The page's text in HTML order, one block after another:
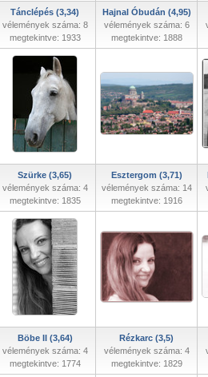
Tánclépés (3,34)
vélemények száma: 8
megtekintve: 1933
Hajnal Óbudán (4,95)
vélemények száma: 6
megtekintve: 1888
Szürke (3,65)
vélemények száma: 4
megtekintve: 1835
Esztergom (3,71)
vélemények száma: 14
megtekintve: 1916
Böbe II (3,64)
vélemények száma: 4
megtekintve: 1774
Rézkarc (3,5)
vélemények száma: 4
megtekintve: 1829